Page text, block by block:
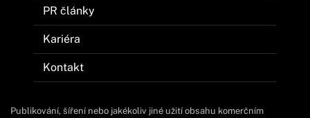
PR články
Kariéra
Kontakt
Publikování, šíření nebo jakékoliv jiné užití obsahu komerčním